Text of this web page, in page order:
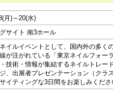
月)～20(水)
サイト 南3ホール
イルイベントとして、国内外の多く
が注がれている「東京ネイルフォー
技術・情報が集結するネイルトレー
、出展者プレゼンテーション（クラ
イティングな3日間をお楽しみくださ